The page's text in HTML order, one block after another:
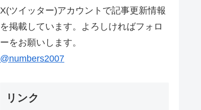
X(ツイッター)アカウントで記事更新情報
を掲載しています。よろしければフォロ
ーをお願いします。
@numbers2007
リンク